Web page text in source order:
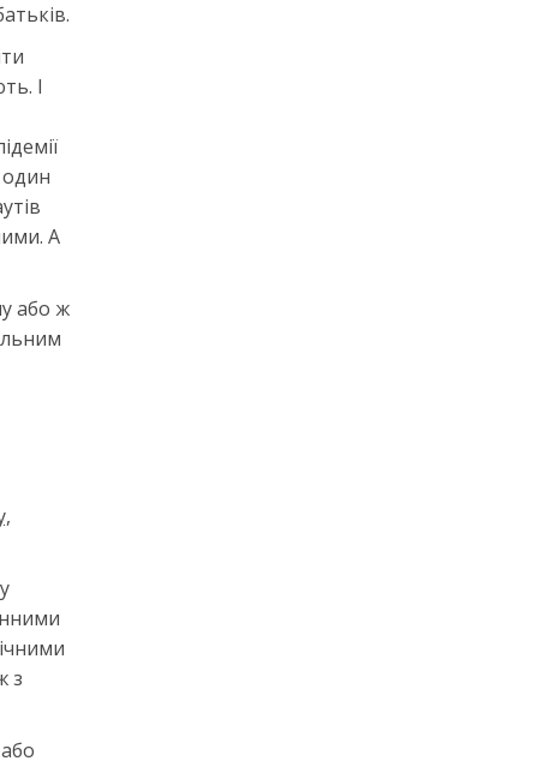
І
один
А
або ж
з